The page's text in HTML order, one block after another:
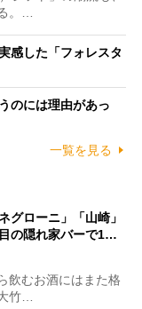
。…
感した「フォレスタ
のには理由があっ
一覧を見る
グローニ」「山崎」
の隠れ家バーで1…
飲むお酒にはまた格
竹…